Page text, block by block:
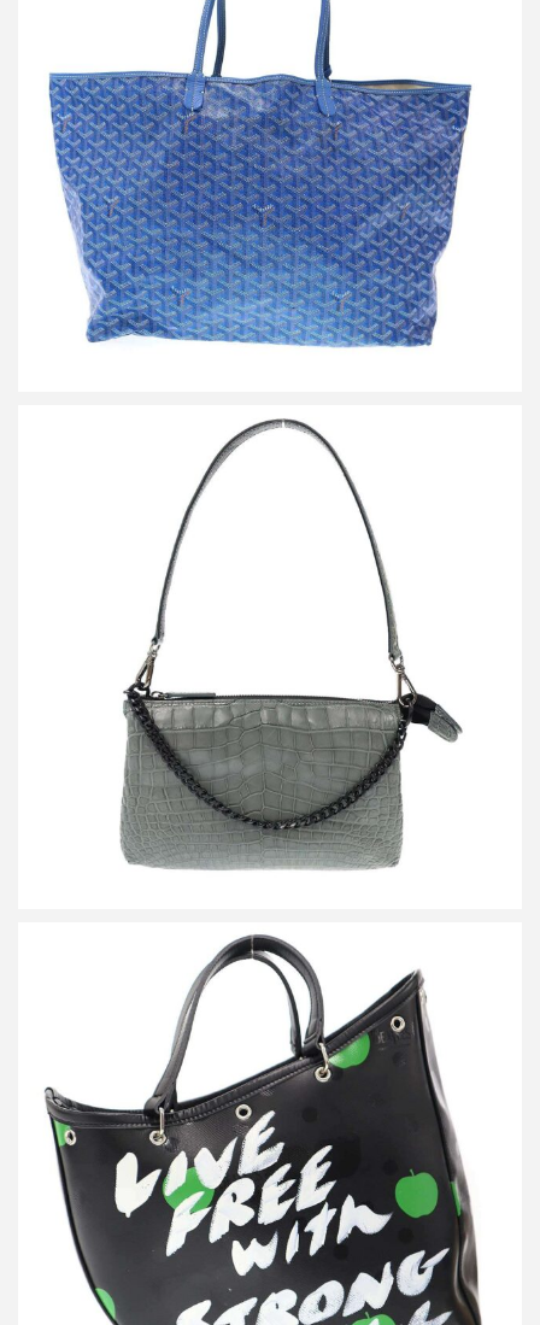
ゴヤール Saint Louis GM サンルイ トートバッグ
買取金額127,000円
詳しく見る
ザ ラストアートプロダクション CROCO SHOULDER LIBERO
SAGE クロコダイルレザーショルダーバッグ
詳しく見る
コムデギャルソン The Beatles LIVE FREE with STRONG WILL メ
ッセージ トートバッグ VZ-K250-051
買取金額36,000円
詳しく見る